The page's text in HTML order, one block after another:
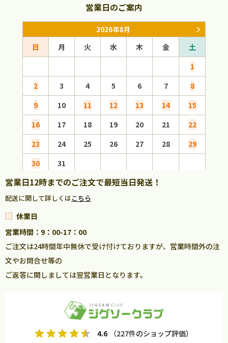
営業日のご案内
2026年8月
日 月 火 水 木 金
土
1
2
3 4 5 6 7
8
9
10 11 12 13 14
15
16
17 18 19 20 21
22
23
24 25 26 27 28
29
30
31
営業日12時までのご注文で最短当日発送！
配送に関して詳しくはこちら
休業日
営業時間：9：00-17：00
ご注文は24時間年中無休で受け付けておりますが、営業時間外の注
文やお問合せ等の
ご返答に関しましては翌営業日となります。
4.6 （227件のショップ評価）